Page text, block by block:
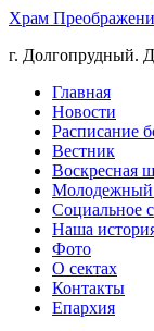
Храм
г. Долгопрудный.
Главная
Новости
Расписание
Вестник
Воскресная
Молодежный
Социальное
Наша
Фото
О сектах
Контакты
Епархия